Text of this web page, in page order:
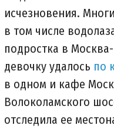
исчезновения.
в том числе
подростка в
девочку удалось по
в одном и кафе
Волоколамского
отследила ее